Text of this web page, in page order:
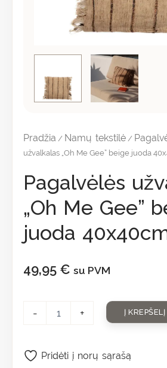
Pradžia / Namų tekstilė /
užvalkalas „Oh Me Gee” beige juoda
Pagalvėlės
„Oh Me Gee”
juoda
49,95 € su PVM
- + Į KREPŠELĮ
Pridėti į norų sąrašą